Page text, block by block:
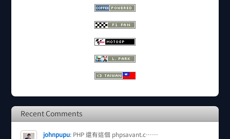
Recent Comments
johnpupu: PHP 還有這個 phpsavant.c……